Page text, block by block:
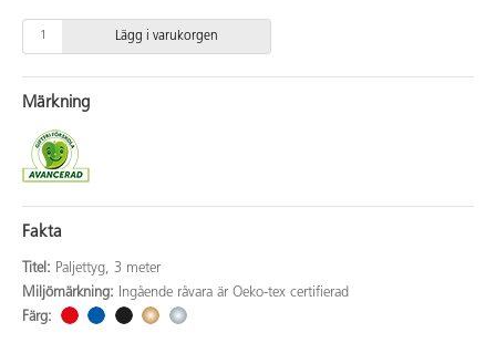
Lägg i varukorgen
Märkning
Fakta
Titel: Paljettyg, 3 meter
Miljömärkning:
Ingående råvara är Oeko-tex certifierad
Färg: